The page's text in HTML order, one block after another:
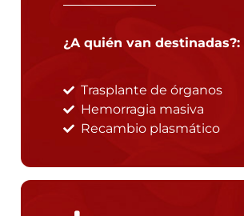
¿A quién van destinadas?:
Trasplante de órganos
Hemorragia masiva
Recambio plasmático